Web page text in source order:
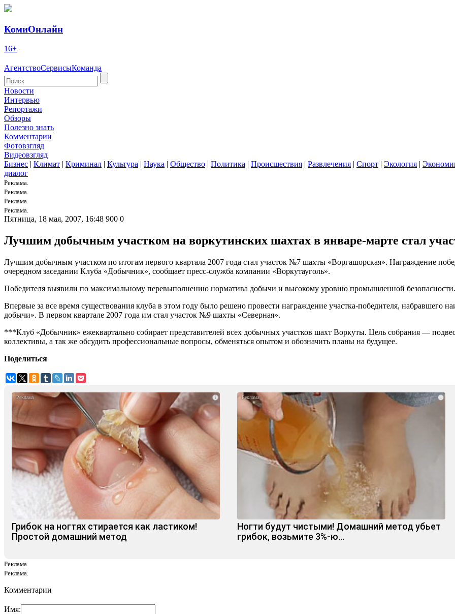
КомиОнлайн
16+
АгентствоСервисыКоманда
Новости
Интервью
Репортажи
Обзоры
Полезно знать
Комментарии
Фотовзгляд
Видеовзгляд
Бизнес | Климат | Криминал | Культура | Наука | Общество | Политика | Происшествия | Развлечения | Спорт | Экология |
диалог
Реклама.
Реклама.
Реклама.
Реклама.
Пятница, 18 мая, 2007, 16:48 900 0
Лучшим добычным участком на воркутинских шахтах в январе-марте стал
Лучшим добычным участком по итогам первого квартала 2007 года стал участок №7 шахты «Воргашорская». Награждение
очередном заседании Клуба «Добычник», сообщает пресс-служба компании «Воркутауголь».
Победителя выявили по максимальному перевыполнению норматива добычи и высокому уровню промышленной безопасности.
Впервые за все время существования клуба в этом году было решено провести награждение участка-победителя, набравшего
добычи». В первом квартале 2007 года им стал участок №9 шахты «Северная».
***Клуб «Добычник» ежеквартально собирает представителей всех добычных участков шахт Воркуты. Цель собрания —
коллективы, а так же обсудить профессиональные вопросы, обменяться опытом и обозначить планы на будущее.
Поделиться
i
Грибок на ногтях стирается как ластиком!
Простой домашний метод
i
Ногти будут чистыми! Домашний метод убьет
грибок, возьмите 3%-ю…
Реклама.
Реклама.
Комментарии
Имя: